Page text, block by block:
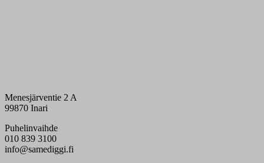
Menesjärventie 2 A
99870 Inari
Puhelinvaihde
010 839 3100
info@samediggi.fi